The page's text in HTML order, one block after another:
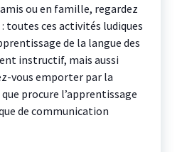
ou en famille, regardez
: toutes ces activités ludiques
de la langue des
instructif, mais aussi
vous emporter par la
procure l’apprentissage
de communication